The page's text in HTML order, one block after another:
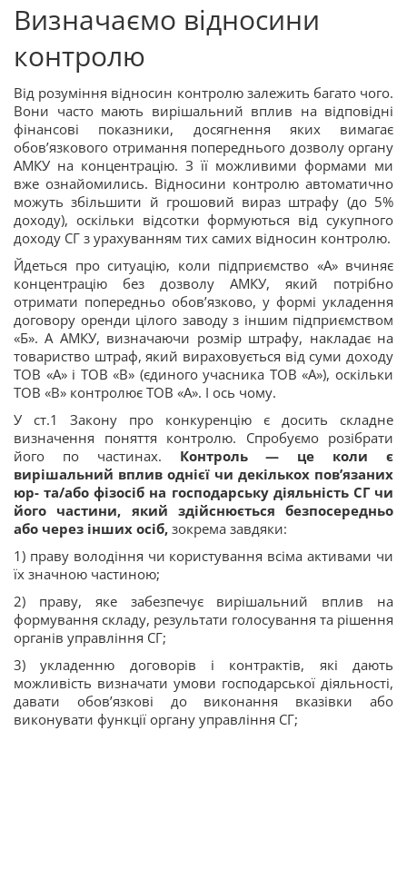
Визначаємо відносини
контролю
Від розуміння відносин контролю залежить багато чого.
Вони часто мають вирішальний вплив на відповідні
фінансові показники, досягнення яких вимагає
обов’язкового отримання попереднього дозволу органу
АМКУ на концентрацію. З її можливими формами ми
вже ознайомились. Відносини контролю автоматично
можуть збільшити й грошовий вираз штрафу (до 5%
доходу), оскільки відсотки формуються від сукупного
доходу СГ з урахуванням тих самих відносин конт­ролю.
Йдеться про ситуацію, коли підприємство «А» вчиняє
концентрацію без дозволу АМКУ, який потрібно
отримати попередньо обов’язково, у формі укладення
договору оренди цілого заводу з іншим підприємством
«Б». А АМКУ, визначаючи розмір штрафу, накладає на
товариство штраф, який вираховується від суми доходу
ТОВ «А» і ТОВ «В» (єдиного учасника ТОВ «А»), оскільки
ТОВ «В» контролює ТОВ «А». І ось чому.
У ст.1 Закону про конкуренцію є досить складне
визначення поняття контролю. Спробуємо розібрати
його по частинах. Контроль — це коли є
вирішальний вплив однієї чи декількох пов’язаних
юр- та/або фізосіб на господарську діяльність СГ чи
його частини, який здійснюється безпосередньо
або через інших осіб, зокрема завдяки:
1) праву володіння чи користування всіма активами чи
їх значною частиною;
2) праву, яке забезпечує вирішальний вплив на
формування складу, результати голосування та рішення
органів управління СГ;
3) укладенню договорів і контрактів, які дають
можливість визначати умови господарської діяльності,
давати обов’язкові до виконання вказівки або
виконувати функції органу управління СГ;